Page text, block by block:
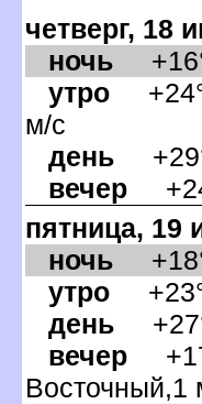
четверг, 18
ночь
утро
м/с
день
ечер
пятница, 19
ночь
утро
день
ечер
осточный,1